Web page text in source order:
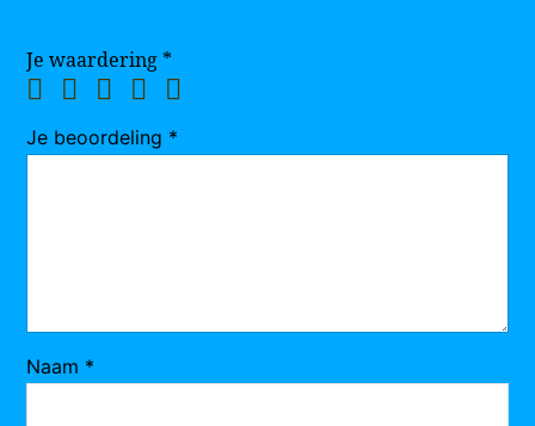
Je waardering *
Je beoordeling *
Naam *